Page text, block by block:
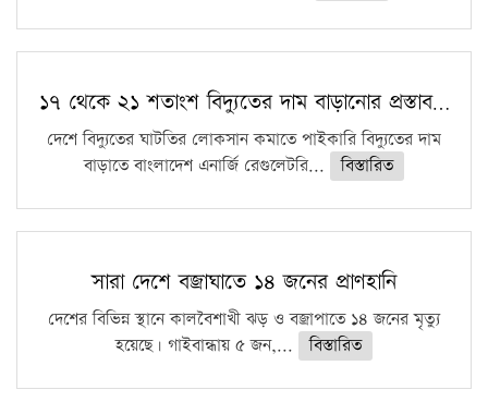
১৭ থেকে ২১ শতাংশ বিদ্যুতের দাম বাড়ানোর প্রস্তাব…
দেশে বিদ্যুতের ঘাটতির লোকসান কমাতে পাইকারি বিদ্যুতের দাম
বাড়াতে বাংলাদেশ এনার্জি রেগুলেটরি...
বিস্তারিত
সারা দেশে বজ্রাঘাতে ১৪ জনের প্রাণহানি
দেশের বিভিন্ন স্থানে কালবৈশাখী ঝড় ও বজ্রাপাতে ১৪ জনের মৃত্যু
হয়েছে। গাইবান্ধায় ৫ জন,...
বিস্তারিত